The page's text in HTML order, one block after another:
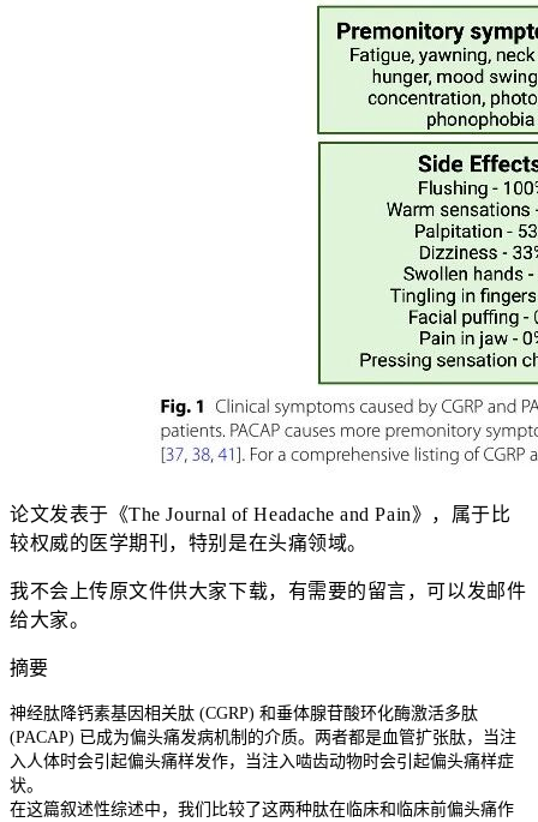
论文发表于《The Journal of Headache and Pain》，属于比
较权威的医学期刊，特别是在头痛领域。
我不会上传原文件供大家下载，有需要的留言，可以发邮件
给大家。
摘要
神经肽降钙素基因相关肽 (CGRP) 和垂体腺苷酸环化酶激活多肽
(PACAP) 已成为偏头痛发病机制的介质。两者都是血管扩张肽，当注
入人体时会引起偏头痛样发作，当注入啮齿动物时会引起偏头痛样症
状。
在这篇叙述性综述中，我们比较了这两种肽在临床和临床前偏头痛作